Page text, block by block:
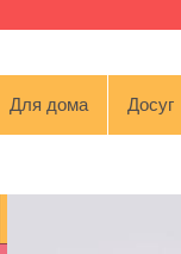
Для дома Досуг